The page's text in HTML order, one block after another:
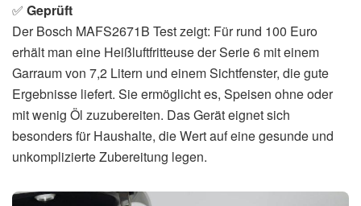
✅ Geprüft
Der Bosch MAFS2671B Test zeigt: Für rund 100 Euro
erhält man eine Heißluftfritteuse der Serie 6 mit einem
Garraum von 7,2 Litern und einem Sichtfenster, die gute
Ergebnisse liefert. Sie ermöglicht es, Speisen ohne oder
mit wenig Öl zuzubereiten. Das Gerät eignet sich
besonders für Haushalte, die Wert auf eine gesunde und
unkomplizierte Zubereitung legen.